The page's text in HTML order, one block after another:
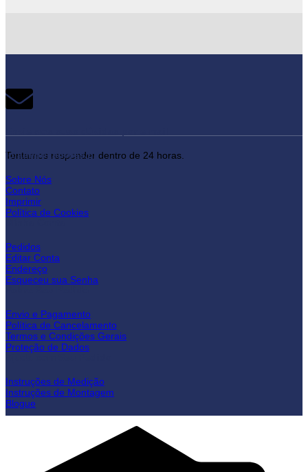
Tentamos responder dentro de 24 horas.
lojadepuxadores.pt
Sobre Nós
Contato
Imprimir
Política de Cookies
Pedidos
Editar Conta
Endereço
Esqueceu sua Senha
Envio e Pagamento
Política de Cancelamento
Termos e Condições Gerais
Proteção de Dados
Instruções de Medição
Instruções de Montagem
Blogue